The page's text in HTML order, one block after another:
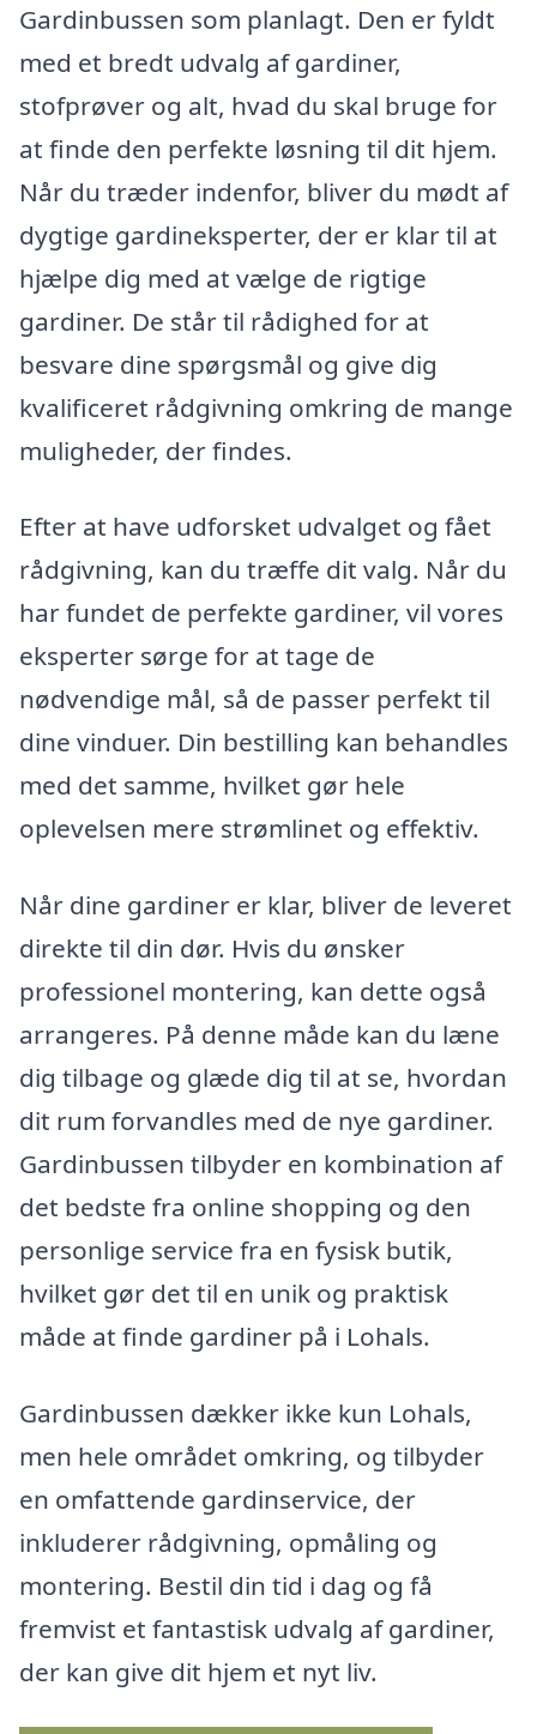
Gardinbussen som planlagt. Den er fyldt
med et bredt udvalg af gardiner,
stofprøver og alt, hvad du skal bruge for
at finde den perfekte løsning til dit hjem.
Når du træder indenfor, bliver du mødt af
dygtige gardineksperter, der er klar til at
hjælpe dig med at vælge de rigtige
gardiner. De står til rådighed for at
besvare dine spørgsmål og give dig
kvalificeret rådgivning omkring de mange
muligheder, der findes.
Efter at have udforsket udvalget og fået
rådgivning, kan du træffe dit valg. Når du
har fundet de perfekte gardiner, vil vores
eksperter sørge for at tage de
nødvendige mål, så de passer perfekt til
dine vinduer. Din bestilling kan behandles
med det samme, hvilket gør hele
oplevelsen mere strømlinet og effektiv.
Når dine gardiner er klar, bliver de leveret
direkte til din dør. Hvis du ønsker
professionel montering, kan dette også
arrangeres. På denne måde kan du læne
dig tilbage og glæde dig til at se, hvordan
dit rum forvandles med de nye gardiner.
Gardinbussen tilbyder en kombination af
det bedste fra online shopping og den
personlige service fra en fysisk butik,
hvilket gør det til en unik og praktisk
måde at finde gardiner på i Lohals.
Gardinbussen dækker ikke kun Lohals,
men hele området omkring, og tilbyder
en omfattende gardinservice, der
inkluderer rådgivning, opmåling og
montering. Bestil din tid i dag og få
fremvist et fantastisk udvalg af gardiner,
der kan give dit hjem et nyt liv.